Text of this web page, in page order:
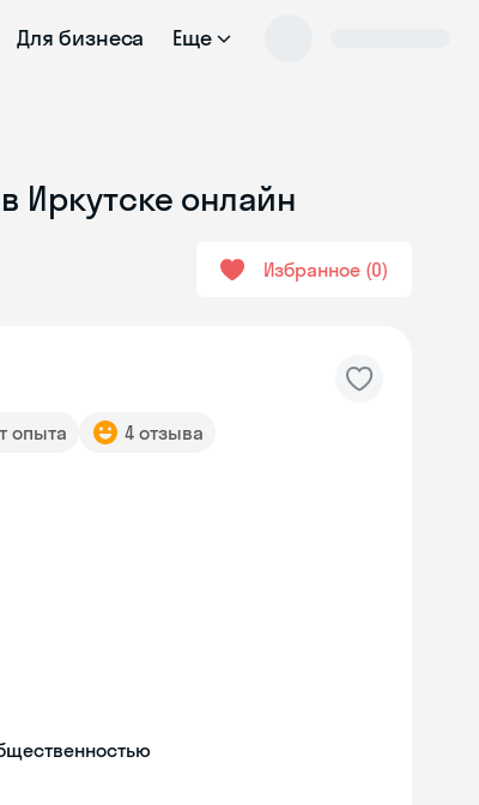
Для бизнеса Еще
Иркутске онлайн
Избранное 0
опыта 4 отзыва